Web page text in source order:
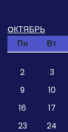
OКТЯБРЬ
Пн
Вт
2
3
9
10
16
17
23
24